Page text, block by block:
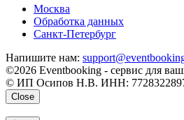
Москва
Обработка данных
Санкт-Петербург
Напишите нам:
©2026 Eventbooking - сервис для
© ИП Осипов Н.В. ИНН:
Close